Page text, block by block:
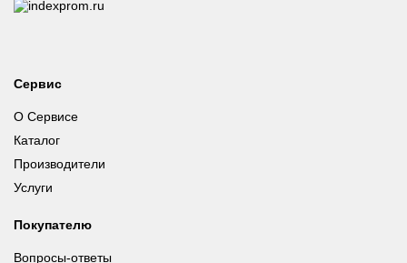
Сервис
О Сервисе
Каталог
Производители
Услуги
Покупателю
Вопросы-ответы